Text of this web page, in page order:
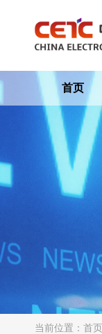
首页
当前位置： 首页